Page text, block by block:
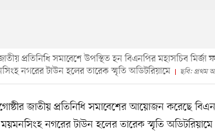
প্রতিনিধি সমাবেশে উপস্থিত হন বিএনপির মহাসচিব
নগরের টাউন হলের তারেক স্মৃতি অডিটরিয়ামে
ছবি: প্রথম
জাতীয় প্রতিনিধি সমাবেশের আয়োজন করেছে
ময়মনসিংহ নগরের টাউন হলের তারেক স্মৃতি